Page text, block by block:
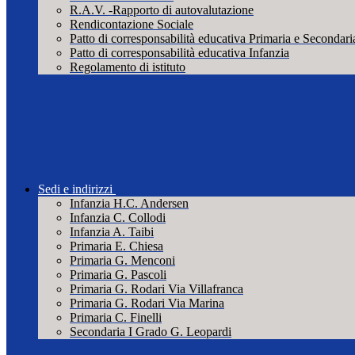
R.A.V. -Rapporto di autovalutazione
Rendicontazione Sociale
Patto di corresponsabilità educativa Primaria e
Patto di corresponsabilità educativa Infanzia
Regolamento di istituto
Sedi e indirizzi
Infanzia H.C. Andersen
Infanzia C. Collodi
Infanzia A. Taibi
Primaria E. Chiesa
Primaria G. Menconi
Primaria G. Pascoli
Primaria G. Rodari Via Villafranca
Primaria G. Rodari Via Marina
Primaria C. Finelli
Secondaria I Grado G. Leopardi